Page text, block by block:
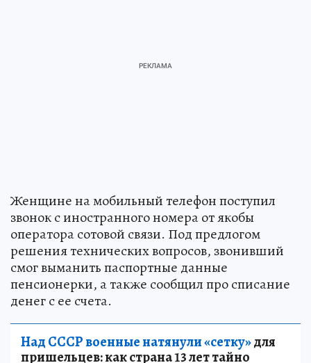
Женщине на мобильный телефон поступил
звонок с иностранного номера от якобы
оператора сотовой связи. Под предлогом
решения технических вопросов, звонивший
смог выманить паспортные данные
пенсионерки, а также сообщил про списание
денег с ее счета.
Над СССР военные натянули «сетку»для
пришельцев: как страна 13 лет тайно